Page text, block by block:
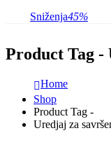
Sniženja45%
Product Tag -
Home
Shop
Product Tag -
Uredjaj za